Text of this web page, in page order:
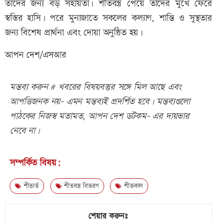
তাদের জন্য বড় সহায়তা। শীতবস্ত্র পেয়ে তাদের মুখে ফেরে
স্বস্তির হাসি। পরে মুনাজাতে সকলের কল্যাণ, শান্তি ও সুস্থতার
জন্য বিশেষ প্রার্থনা এবং দোয়া অনুষ্ঠিত হয়।
আপন দেশ/এসআর
মন্তব্য করুন # খবরের বিষয়বস্তুর সঙ্গে মিল আছে এবং
আপত্তিজনক নয়- এমন মন্তব্যই প্রদর্শিত হবে। মন্তব্যগুলো
পাঠকের নিজস্ব মতামত, আপন দেশ ডটকম- এর দায়ভার
নেবে না।
সম্পর্কিত বিষয়:
শীতার্ত শীতবস্ত্র বিতরণ শীতকাল
শেয়ার করুনঃ